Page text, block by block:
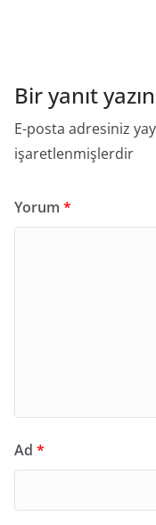
Bir yanıt yazın
E-posta adresiniz
işaretlenmişlerdir
Yorum *
Ad *